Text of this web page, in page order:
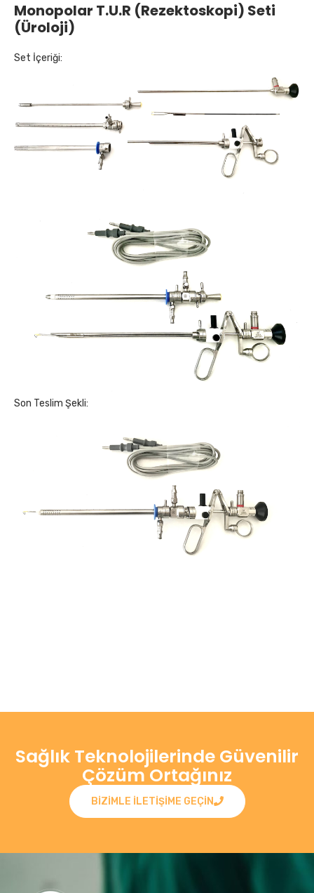
Monopolar T.U.R (Rezektoskopi) Seti
(Üroloji)
Set İçeriği:
Son Teslim Şekli:
Sağlık Teknolojilerinde Güvenilir
Çözüm Ortağınız
BIZIMLE ILETIŞIME GEÇIN